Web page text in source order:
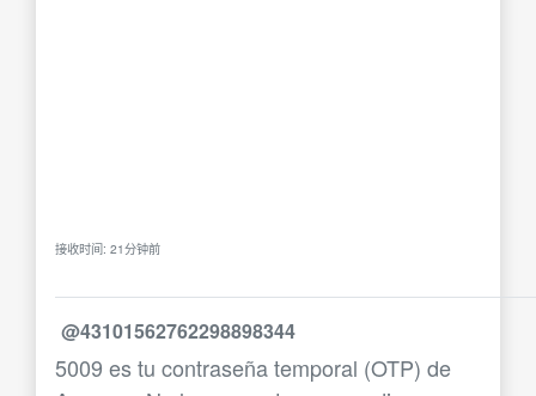
接收时间: 21分钟前
@43101562762298898344
5009 es tu contraseña temporal (OTP) de